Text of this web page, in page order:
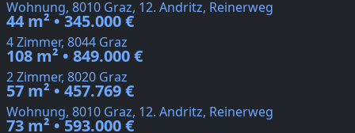
Wohnung, 8010 Graz, 12. Andritz, Reinerweg
44 m² • 345.000 €
4 Zimmer, 8044 Graz
108 m² • 849.000 €
2 Zimmer, 8020 Graz
57 m² • 457.769 €
Wohnung, 8010 Graz, 12. Andritz, Reinerweg
73 m² • 593.000 €